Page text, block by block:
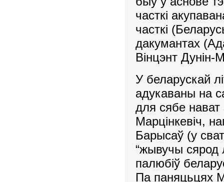
часткі
часткі
дакумантах
Вінцэнт Дунін-
У беларускай
адукаваны на
для сябе нават
Марцінкевіч,
Барысаў (у
“жывучы сярод
палюбіў
Па паняцьцях